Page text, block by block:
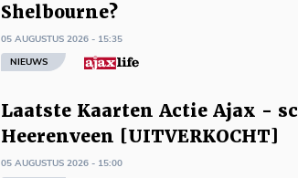
Shelbourne?
05 AUGUSTUS 2026 - 15:35
NIEUWS
Laatste Kaarten Actie Ajax - sc
Heerenveen [UITVERKOCHT]
05 AUGUSTUS 2026 - 15:00